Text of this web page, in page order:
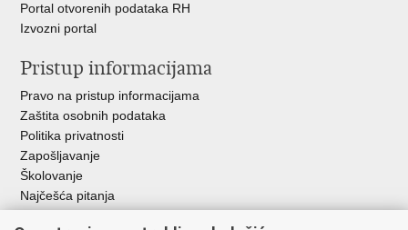
Portal otvorenih podataka RH
Izvozni portal
Pristup informacijama
Pravo na pristup informacijama
Zaštita osobnih podataka
Politika privatnosti
Zapošljavanje
Školovanje
Najčešća pitanja